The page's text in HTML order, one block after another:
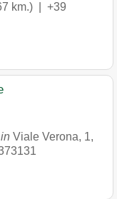
km.) | +39
in Viale Verona, 1,